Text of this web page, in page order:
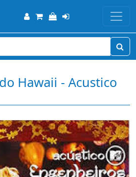
Hawaii - Acustico